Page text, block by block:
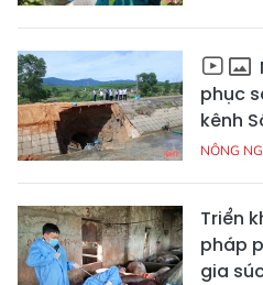
phục
kênh
NÔNG
Triển
pháp
gia